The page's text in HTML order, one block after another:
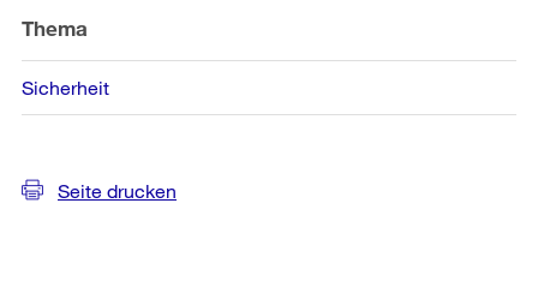
Thema
Sicherheit
Seite drucken